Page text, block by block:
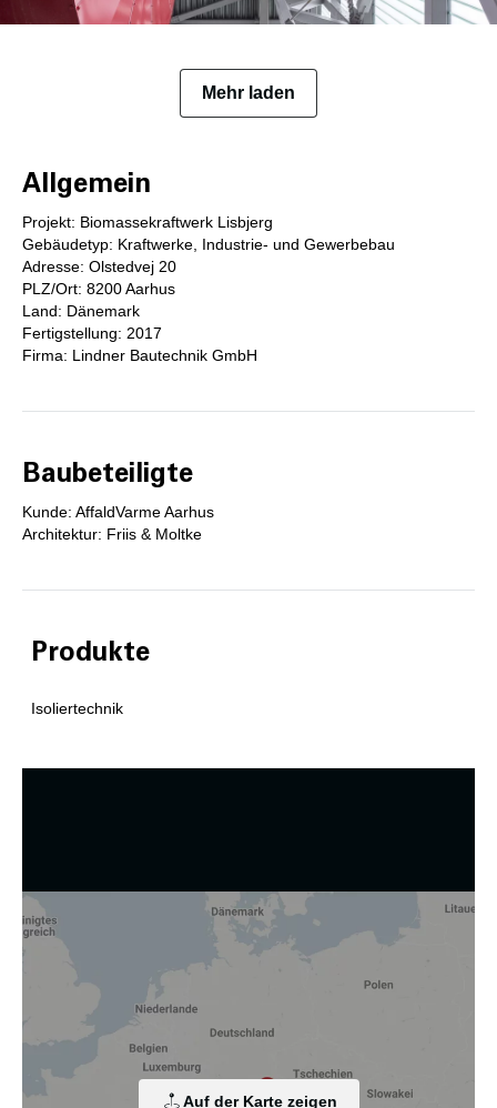
Mehr laden
Allgemein
Projekt: Biomassekraftwerk Lisbjerg
Gebäudetyp: Kraftwerke, Industrie- und Gewerbebau
Adresse: Olstedvej 20
PLZ/Ort: 8200 Aarhus
Land: Dänemark
Fertigstellung: 2017
Firma: Lindner Bautechnik GmbH
Baubeteiligte
Kunde: AffaldVarme Aarhus
Architektur: Friis & Moltke
Produkte
Isoliertechnik
Auf der Karte zeigen
Wir nutzen Cookies und andere Technologien.
Diese Website nutzt Cookies und vergleichbare Funktionen
zur Verarbeitung von Endgeräteinformationen und
Einbindung von Inhalten, externen Diensten und Elementen
Dritter, der statistischen Analyse/Messung, der
personalisierten Werbung sowie der Einbindung sozialer
Medien. Je nach Funktion werden dabei Daten an Dritte